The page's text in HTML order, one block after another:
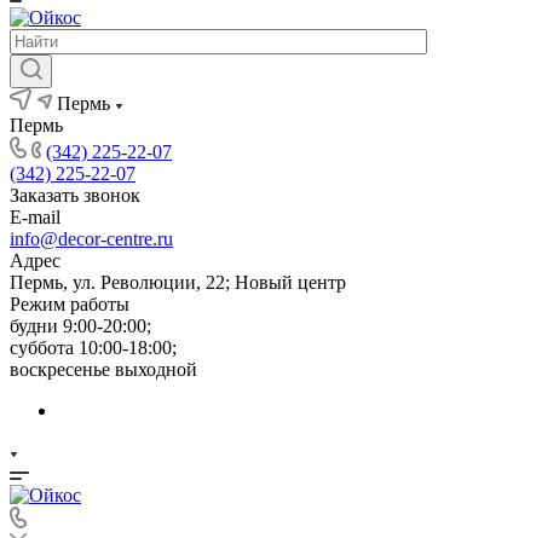
Пермь
Пермь
(342) 225-22-07
(342) 225-22-07
Заказать звонок
E-mail
info@decor-centre.ru
Адрес
Пермь, ул. Революции, 22; Новый центр
Режим работы
будни 9:00-20:00;
суббота 10:00-18:00;
воскресенье выходной